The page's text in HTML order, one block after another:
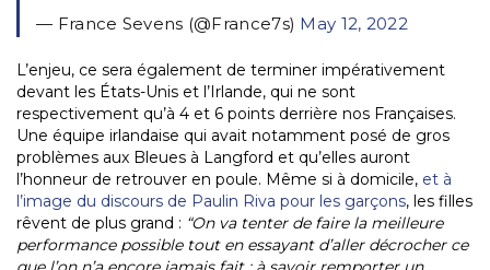
— France Sevens (@France7s) May 12, 2022
L’enjeu, ce sera également de terminer impérativement
devant les États-Unis et l’Irlande, qui ne sont
respectivement qu’à 4 et 6 points derrière nos Françaises.
Une équipe irlandaise qui avait notamment posé de gros
problèmes aux Bleues à Langford et qu’elles auront
l’honneur de retrouver en poule. Même si à domicile, et à
l’image du discours de Paulin Riva pour les garçons, les filles
rêvent de plus grand : “On va tenter de faire la meilleure
performance possible tout en essayant d’aller décrocher ce